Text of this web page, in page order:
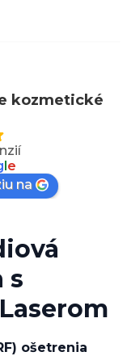
kozmetické
le
na
s
ošetrenia